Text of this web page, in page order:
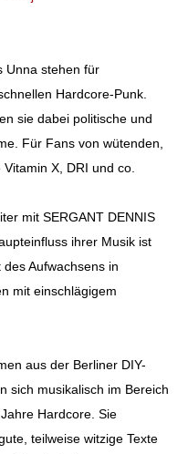
Unna stehen für
Hardcore-Punk.
sie dabei politische und
Für Fans von wütenden,
X, DRI und co.
mit SERGANT DENNIS
ihrer Musik ist
Aufwachsens in
mit einschlägigem
aus der Berliner DIY-
sich musikalisch im Bereich
Hardcore. Sie
teilweise witzige Texte